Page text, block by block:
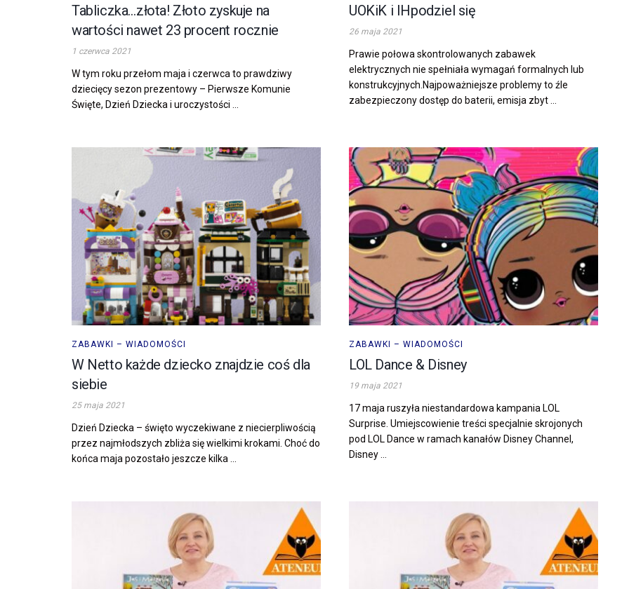
Tabliczka…złota! Złoto zyskuje na
wartości nawet 23 procent rocznie
1 czerwca 2021
W tym roku przełom maja i czerwca to prawdziwy
dziecięcy sezon prezentowy – Pierwsze Komunie
Święte, Dzień Dziecka i uroczystości ...
UOKiK i IHpodziel się
26 maja 2021
Prawie połowa skontrolowanych zabawek
elektrycznych nie spełniała wymagań formalnych lub
konstrukcyjnych.Najpoważniejsze problemy to źle
zabezpieczony dostęp do baterii, emisja zbyt ...
ZABAWKI – WIADOMOŚCI
W Netto każde dziecko znajdzie coś dla
siebie
25 maja 2021
Dzień Dziecka – święto wyczekiwane z niecierpliwością
przez najmłodszych zbliża się wielkimi krokami. Choć do
końca maja pozostało jeszcze kilka ...
ZABAWKI – WIADOMOŚCI
LOL Dance & Disney
19 maja 2021
17 maja ruszyła niestandardowa kampania LOL
Surprise. Umiejscowienie treści specjalnie skrojonych
pod LOL Dance w ramach kanałów Disney Channel,
Disney ...